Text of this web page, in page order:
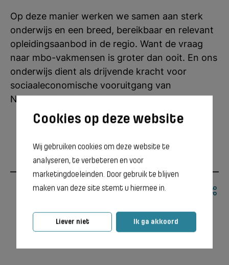
Wij gebruiken cookies om deze website te
analyseren, te verbeteren en voor
marketingdoeleinden. Door gebruik te blijven
maken van deze site stemt u hiermee in.
Liever niet Ik ga akkoord
Op deze manier werken we samen aan sterk
onderwijs en een breed, bereikbaar en relevant
opleidingsaanbod in de regio. Want de vraag
naar mbo-vakmensen is groter dan ooit. En ons
onderwijs dient als drijvende kracht voor
sociaaleconomische vooruitgang van
Noordoost Nederland.